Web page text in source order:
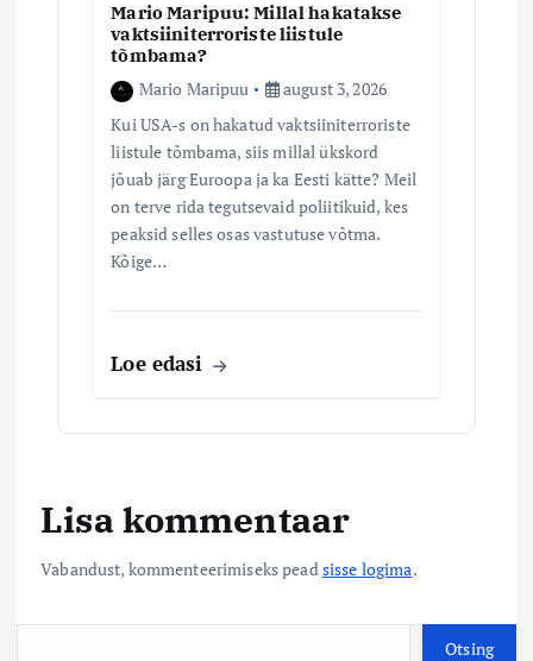
Mario Maripuu: Millal hakatakse
vaktsiiniterroriste liistule
tõmbama?
Mario Maripuu
august 3, 2026
Kui USA-s on hakatud vaktsiiniterroriste
liistule tõmbama, siis millal ükskord
jõuab järg Euroopa ja ka Eesti kätte? Meil
on terve rida tegutsevaid poliitikuid, kes
peaksid selles osas vastutuse võtma.
Kõige…
Loe edasi
Lisa kommentaar
Vabandust, kommenteerimiseks peadsisse logima.
Otsing